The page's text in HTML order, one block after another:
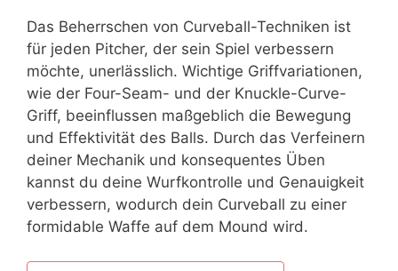
Das Beherrschen von Curveball-Techniken ist
für jeden Pitcher, der sein Spiel verbessern
möchte, unerlässlich. Wichtige Griffvariationen,
wie der Four-Seam- und der Knuckle-Curve-
Griff, beeinflussen maßgeblich die Bewegung
und Effektivität des Balls. Durch das Verfeinern
deiner Mechanik und konsequentes Üben
kannst du deine Wurfkontrolle und Genauigkeit
verbessern, wodurch dein Curveball zu einer
formidable Waffe auf dem Mound wird.